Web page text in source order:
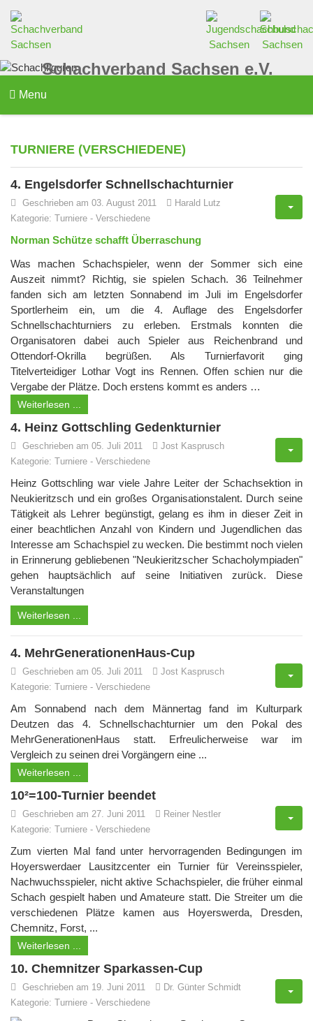
Schachverband Sachsen e.V.
Menu
TURNIERE (VERSCHIEDENE)
4. Engelsdorfer Schnellschachturnier
Geschrieben am 03. August 2011
Harald Lutz
Kategorie: Turniere - Verschiedene
Norman Schütze schafft Überraschung
Was machen Schachspieler, wenn der Sommer sich eine
Auszeit nimmt? Richtig, sie spielen Schach. 36 Teilnehmer
fanden sich am letzten Sonnabend im Juli im Engelsdorfer
Sportlerheim ein, um die 4. Auflage des Engelsdorfer
Schnellschachturniers zu erleben. Erstmals konnten die
Organisatoren dabei auch Spieler aus Reichenbrand und
Ottendorf-Okrilla begrüßen. Als Turnierfavorit ging
Titelverteidiger Lothar Vogt ins Rennen. Offen schien nur die
Vergabe der Plätze. Doch erstens kommt es anders …
Weiterlesen ...
4. Heinz Gottschling Gedenkturnier
Geschrieben am 05. Juli 2011
Jost Kasprusch
Kategorie: Turniere - Verschiedene
Heinz Gottschling war viele Jahre Leiter der Schachsektion in
Neukieritzsch und ein großes Organisationstalent. Durch seine
Tätigkeit als Lehrer begünstigt, gelang es ihm in dieser Zeit in
einer beachtlichen Anzahl von Kindern und Jugendlichen das
Interesse am Schachspiel zu wecken. Die bestimmt noch vielen
in Erinnerung gebliebenen "Neukieritzscher Schacholympiaden"
gehen hauptsächlich auf seine Initiativen zurück. Diese
Veranstaltungen
Weiterlesen ...
4. MehrGenerationenHaus-Cup
Geschrieben am 05. Juli 2011
Jost Kasprusch
Kategorie: Turniere - Verschiedene
Am Sonnabend nach dem Männertag fand im Kulturpark
Deutzen das 4. Schnellschachturnier um den Pokal des
MehrGenerationenHaus statt. Erfreulicherweise war im
Vergleich zu seinen drei Vorgängern eine ...
Weiterlesen ...
10²=100-Turnier beendet
Geschrieben am 27. Juni 2011
Reiner Nestler
Kategorie: Turniere - Verschiedene
Zum vierten Mal fand unter hervorragenden Bedingungen im
Hoyerswerdaer Lausitzcenter ein Turnier für Vereinsspieler,
Nachwuchsspieler, nicht aktive Schachspieler, die früher einmal
Schach gespielt haben und Amateure statt. Die Streiter um die
verschiedenen Plätze kamen aus Hoyerswerda, Dresden,
Chemnitz, Forst, ...
Weiterlesen ...
10. Chemnitzer Sparkassen-Cup
Geschrieben am 19. Juni 2011
Dr. Günter Schmidt
Kategorie: Turniere - Verschiedene